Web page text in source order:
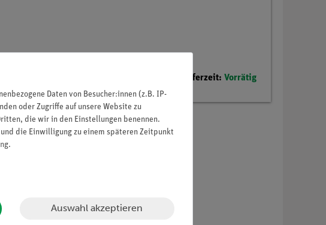
Lieferzeit: Vorrätig
werden.
Daten von Besucher:innen (z.B. IP-
oder Zugriffe auf unsere Website zu
die wir in den Einstellungen benennen.
die Einwilligung zu einem späteren Zeitpunkt
.
Auswahl akzeptieren